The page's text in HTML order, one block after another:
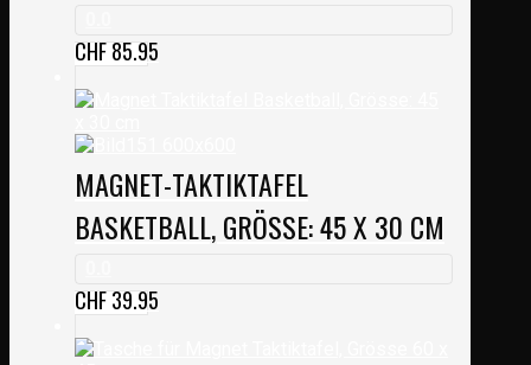
CHF85.95
MAGNET-TAKTIKTAFEL
BASKETBALL, GRÖSSE: 45 X 30 CM
CHF39.95